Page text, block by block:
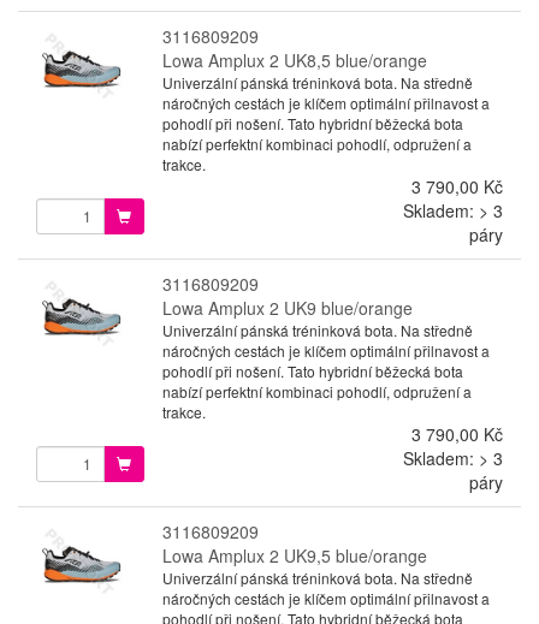
3116809209
Lowa Amplux 2 UK8,5 blue/orange
Univerzální pánská tréninková bota. Na středně
náročných cestách je klíčem optimální přilnavost a
pohodlí při nošení. Tato hybridní běžecká bota
nabízí perfektní kombinaci pohodlí, odpružení a
trakce.
3 790,00 Kč
Skladem: > 3
páry
3116809209
Lowa Amplux 2 UK9 blue/orange
Univerzální pánská tréninková bota. Na středně
náročných cestách je klíčem optimální přilnavost a
pohodlí při nošení. Tato hybridní běžecká bota
nabízí perfektní kombinaci pohodlí, odpružení a
trakce.
3 790,00 Kč
Skladem: > 3
páry
3116809209
Lowa Amplux 2 UK9,5 blue/orange
Univerzální pánská tréninková bota. Na středně
náročných cestách je klíčem optimální přilnavost a
pohodlí při nošení. Tato hybridní běžecká bota